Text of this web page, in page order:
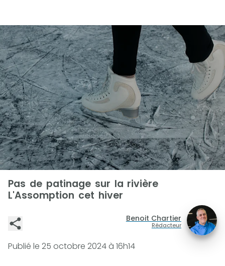
Pas de patinage sur la rivière
L'Assomption cet hiver
Benoit Chartier
Rédacteur
Publié le 25 octobre 2024 à 16h14